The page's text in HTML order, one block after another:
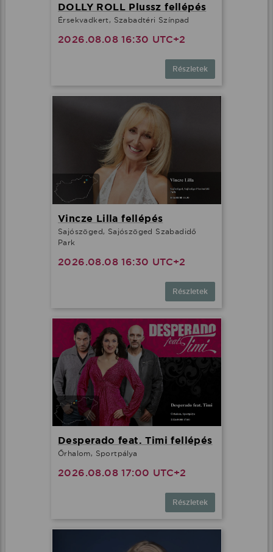
DOLLY ROLL Plussz fellépés
Érsekvadkert, Szabadtéri Színpad
2026.08.08 16:30 UTC+2
Részletek
Vincze Lilla fellépés
Sajószöged, Sajószöged Szabadidő
Park
2026.08.08 16:30 UTC+2
Részletek
Desperado feat. Timi fellépés
Őrhalom, Sportpálya
2026.08.08 17:00 UTC+2
Részletek